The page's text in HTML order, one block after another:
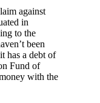
against
in
to the
been
has a debt of
Fund of
with the